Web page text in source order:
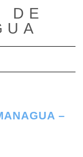
DE
de navegación
–